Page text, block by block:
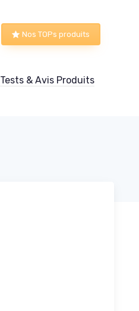
Nos TOPs produits
Tests & Avis Produits